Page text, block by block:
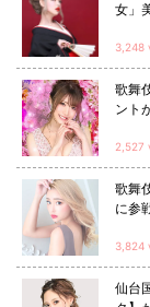
女」
3,248
歌舞
ント
2,527
歌舞
に参
3,824
仙台